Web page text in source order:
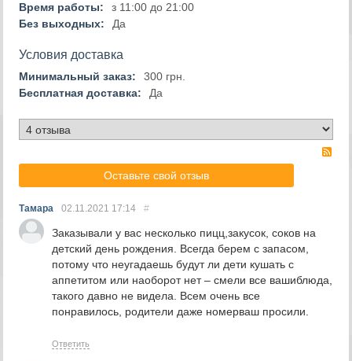
Время работы:
з 11:00 до 21:00
Без выходных:
Да
Условия доставка
Минимальный заказ:
300 грн.
Бесплатная доставка:
Да
Оставьте свой отзыв
Тамара 02.11.2021 17:14 #
Заказывали у вас несколько пицц,закусок, соков на
детский день рождения. Всегда берем с запасом,
потому что неугадаешь будут ли дети кушать с
аппетитом или наоборот нет – смели все вашиблюда,
такого давно не видела. Всем очень все
понравилось, родители даже номерваш просили.
Ответить